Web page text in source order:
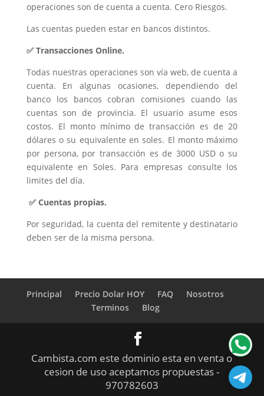
operaciones son de cuenta a cuenta. Cero Riesgos.
Las cuentas pueden estar en bancos distintos.
✅ Transacciones Online.
Todas nuestras operaciones son vía web, de cuenta a
cuenta. En algunas ocasiones, dependiendo del
banco los bancos cobran comisiones cuando las
cuentas son de provincia. El usuario asume esos
costos. El monto mínimo de transacción es de 20
dólares o su equivalente en soles. El monto máximo
por persona, por transacción es de 3000 USD o su
equivalente en Soles. Para empresas consulte los
limites del día.
✅ Cuentas propias.
Por seguridad, la cuenta del remitente y destinatario
deben ser de la misma persona.
Principal Precio Dolar HOY FAQ
Nosotros
Terminos
Blog
Cambista.com este dominio esta en venta o
cesion de uso aceptamos propuestas -
970782603